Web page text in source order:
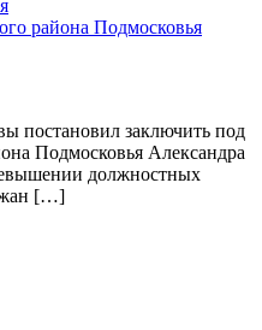
района Подмосковья
постановил заключить под
Подмосковья Александра
должностных
[…]